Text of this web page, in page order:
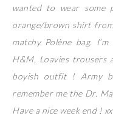
wanted to wear some
orange/brown shirt
matchy Polène bag.
H&M, Loavies trousers
boyish outfit ! Army
remember me the Dr.
Have a nice week end ! xx